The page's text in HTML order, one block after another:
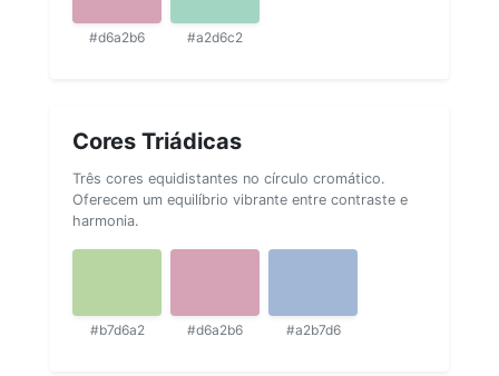
#d6a2b6 #a2d6c2
Cores Triádicas
Três cores equidistantes no círculo cromático.
Oferecem um equilíbrio vibrante entre contraste e
harmonia.
#b7d6a2 #d6a2b6 #a2b7d6